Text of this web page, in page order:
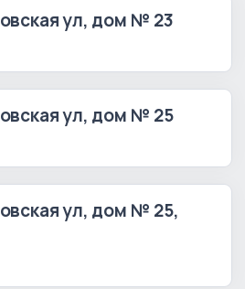
ул, дом № 23
ул, дом № 25
ул, дом № 25,